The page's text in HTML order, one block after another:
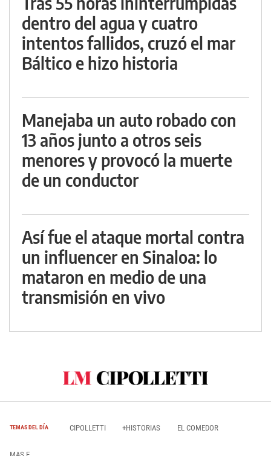
dentro del agua y cuatro
intentos fallidos, cruzó el mar
Báltico e hizo historia
Manejaba un auto robado con
13 años junto a otros seis
menores y provocó la muerte
de un conductor
Así fue el ataque mortal contra
un influencer en Sinaloa: lo
mataron en medio de una
transmisión en vivo
TEMAS DEL DÍA CIPOLLETTI +HISTORIAS EL COMEDOR